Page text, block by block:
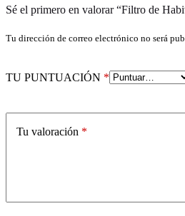
Sé el primero en valorar “Filtro de
Tu dirección de correo electrónico no será
TU PUNTUACIÓN *
Tu valoración *